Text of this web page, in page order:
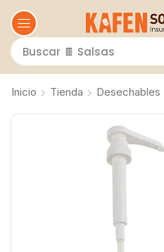
Buscar 🍫 Salsas
Inicio Tienda Desechables